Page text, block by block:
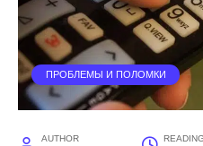
ПРОБЛЕМЫ И ПОЛОМКИ
AUTHOR READING